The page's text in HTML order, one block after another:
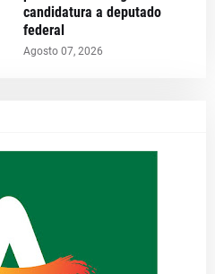
candidatura a deputado
federal
Agosto 07, 2026